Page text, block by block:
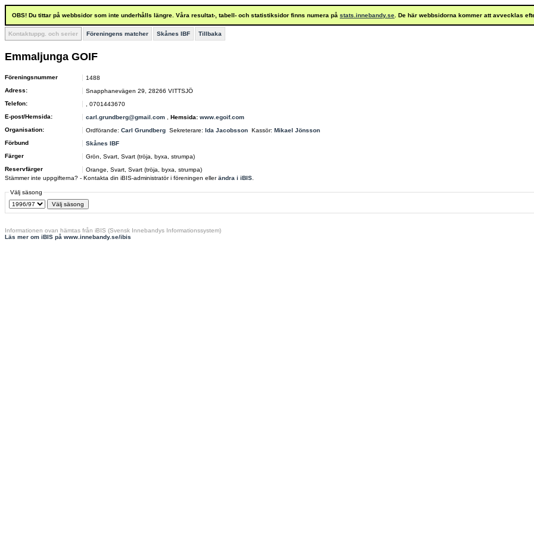
OBS! Du tittar på webbsidor som inte underhålls längre. Våra resultat-, tabell- och statistiksidor finns numera på stats.innebandy.se . De här webbsidorna kommer att avvecklas
Kontaktuppg. och serier Föreningens matcher Skånes IBF Tillbaka
Emmaljunga GOIF
Föreningsnummer
1488
Adress:
Snapphanevägen 29, 28266 VITTSJÖ
Telefon:
, 0701443670
E-post/Hemsida:
carl.grundberg@gmail.com Hemsida: www.egoif.com
Organisation:
Ordförande: Carl Grundberg Sekreterare: Ida Jacobsson Kassör: Mikael Jönsson
Förbund
Skånes IBF
Färger
Grön, Svart, Svart (tröja, byxa, strumpa)
Reservfärger
Orange, Svart, Svart (tröja, byxa, strumpa)
Stämmer inte uppgifterna? - Kontakta din iBIS-administratör i föreningen ellerändra i iBIS
Välj säsong
Informationen ovan hämtas från iBIS (Svensk Innebandys Informationssystem)
Läs mer om iBIS på www.innebandy.se/ibis